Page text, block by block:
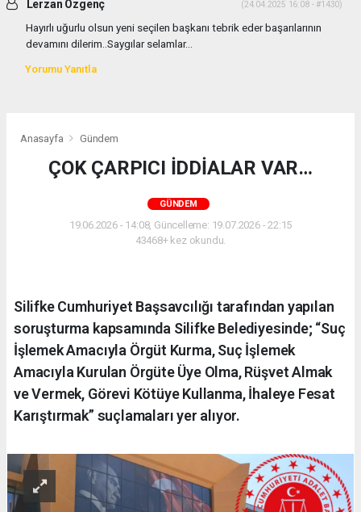
Lerzan Özgenç (24.04.2025 16:08 - #1430)
Hayırlı uğurlu olsun yeni seçilen başkanı tebrik eder başarılarının
devamını dilerim..Saygılar selamlar...
Yorumu Yanıtla
Anasayfa Gündem
ÇOK ÇARPICI İDDİALAR VAR…
GÜNDEM
19.06.2026 - 14:08, Güncelleme: 19.07.2026 - 22:15
43468+ kez okundu.
Silifke Cumhuriyet Başsavcılığı tarafından yapılan
soruşturma kapsamında Silifke Belediyesinde; “Suç
İşlemek Amacıyla Örgüt Kurma, Suç İşlemek
Amacıyla Kurulan Örgüte Üye Olma, Rüşvet Almak
ve Vermek, Görevi Kötüye Kullanma, İhaleye Fesat
Karıştırmak” suçlamaları yer alıyor.